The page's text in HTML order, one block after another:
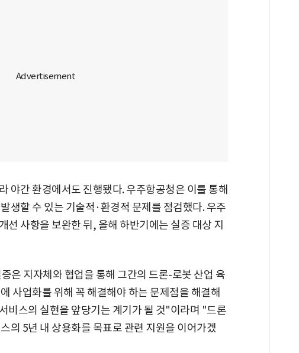
야간 환경에서도 진행됐다. 우주항공청은 이를 통해
생할 수 있는 기술적·환경적 문제를 점검했다. 우주
선 사항을 보완한 뒤, 올해 하반기에는 실증 대상 지
은 지자체와 협업을 통해 그간의 드론-로봇 산업 육
사업화를 위해 꼭 해결해야 하는 문제점을 해결해
비스의 실현을 앞당기는 계기가 될 것"이라며 "드론
의 5년 내 상용화를 목표로 관련 지원을 이어가겠